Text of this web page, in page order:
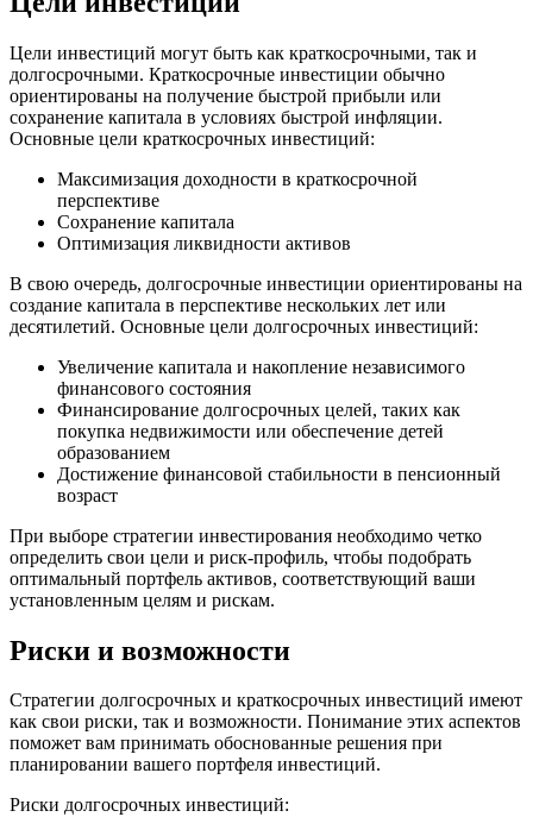
Цели инвестиций могут быть как краткосрочными, так и
долгосрочными. Краткосрочные инвестиции обычно
ориентированы на получение быстрой прибыли или
сохранение капитала в условиях быстрой инфляции.
Основные цели краткосрочных инвестиций:
Максимизация доходности в краткосрочной
перспективе
Сохранение капитала
Оптимизация ликвидности активов
В свою очередь, долгосрочные инвестиции ориентированы на
создание капитала в перспективе нескольких лет или
десятилетий. Основные цели долгосрочных инвестиций:
Увеличение капитала и накопление независимого
финансового состояния
Финансирование долгосрочных целей, таких как
покупка недвижимости или обеспечение детей
образованием
Достижение финансовой стабильности в пенсионный
возраст
При выборе стратегии инвестирования необходимо четко
определить свои цели и риск-профиль, чтобы подобрать
оптимальный портфель активов, соответствующий ваши
установленным целям и рискам.
Риски и возможности
Стратегии долгосрочных и краткосрочных инвестиций имеют
как свои риски, так и возможности. Понимание этих аспектов
поможет вам принимать обоснованные решения при
планировании вашего портфеля инвестиций.
Риски долгосрочных инвестиций: